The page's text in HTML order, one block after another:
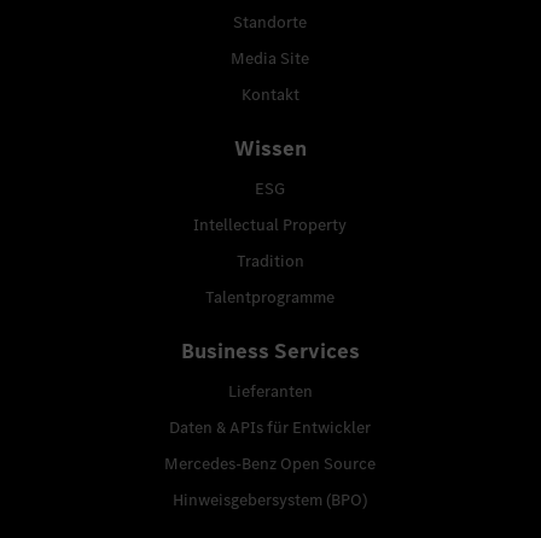
Standorte
Media Site
Kontakt
Wissen
ESG
Intellectual Property
Tradition
Talentprogramme
Business Services
Lieferanten
Daten & APIs für Entwickler
Mercedes-Benz Open Source
Hinweisgebersystem (BPO)